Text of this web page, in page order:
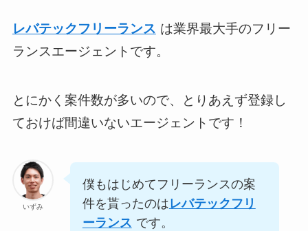
レバテックフリーランス は業界最大手のフリー
ランスエージェントです。
とにかく案件数が多いので、とりあえず登録し
ておけば間違いないエージェントです！
いずみ
僕もはじめてフリーランスの案
件を貰ったのはレバテックフリ
ーランス です。